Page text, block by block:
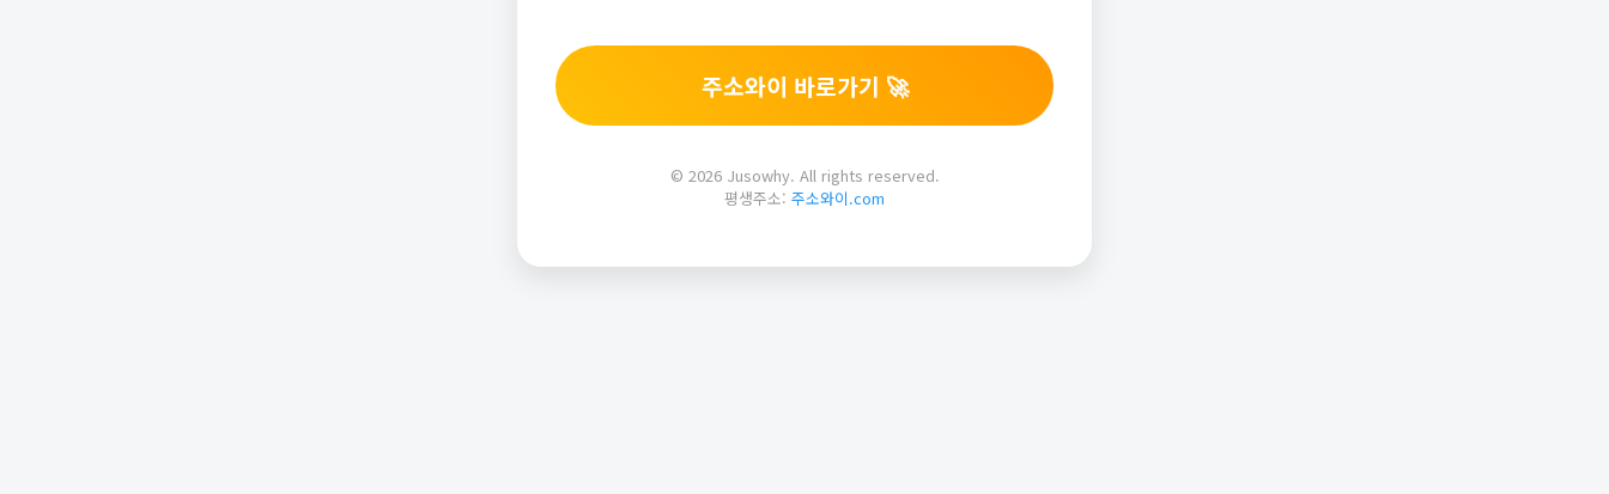
주소와이 바로가기 🚀
© 2026 Jusowhy. All rights reserved.
평생주소: 주소와이.com